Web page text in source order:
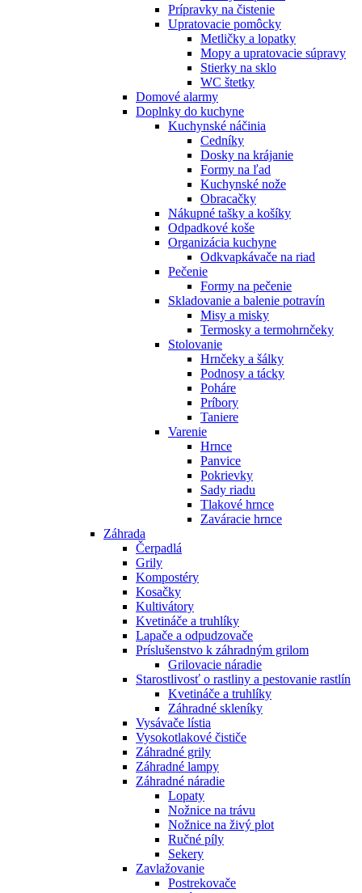
Prípravky na čistenie
Upratovacie pomôcky
Metličky a lopatky
Mopy a upratovacie súpravy
Stierky na sklo
WC štetky
Domové alarmy
Doplnky do kuchyne
Kuchynské náčinia
Cedníky
Dosky na krájanie
Formy na ľad
Kuchynské nože
Obracačky
Nákupné tašky a košíky
Odpadkové koše
Organizácia kuchyne
Odkvapkávače na riad
Pečenie
Formy na pečenie
Skladovanie a balenie potravín
Misy a misky
Termosky a termohrnčeky
Stolovanie
Hrnčeky a šálky
Podnosy a tácky
Poháre
Príbory
Taniere
Varenie
Hrnce
Panvice
Pokrievky
Sady riadu
Tlakové hrnce
Zaváracie hrnce
Záhrada
Čerpadlá
Grily
Kompostéry
Kosačky
Kultivátory
Kvetináče a truhlíky
Lapače a odpudzovače
Príslušenstvo k záhradným grilom
Grilovacie náradie
Starostlivosť o rastliny a pestovanie rastlín
Kvetináče a truhlíky
Záhradné skleníky
Vysávače lístia
Vysokotlakové čističe
Záhradné grily
Záhradné lampy
Záhradné náradie
Lopaty
Nožnice na trávu
Nožnice na živý plot
Ručné píly
Sekery
Zavlažovanie
Postrekovače